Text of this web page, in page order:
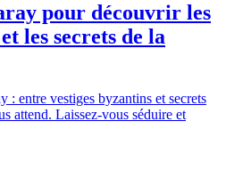
pour découvrir les
les secrets de la
entre vestiges byzantins et secrets
attend. Laissez-vous séduire et